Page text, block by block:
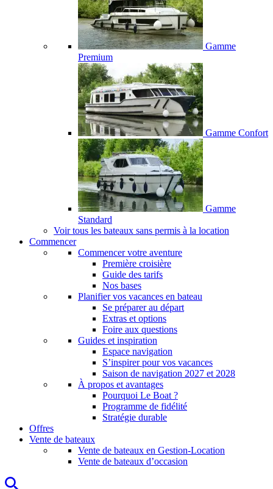
Gamme
Premium
Gamme Confort
Gamme
Standard
Voir tous les bateaux sans permis à la location
Commencer
Commencer votre aventure
Première croisière
Guide des tarifs
Nos bases
Planifier vos vacances en bateau
Se préparer au départ
Extras et options
Foire aux questions
Guides et inspiration
Espace navigation
S’inspirer pour vos vacances
Saison de navigation 2027 et 2028
À propos et avantages
Pourquoi Le Boat ?
Programme de fidélité
Stratégie durable
Offres
Vente de bateaux
Vente de bateaux en Gestion-Location
Vente de bateaux d’occasion